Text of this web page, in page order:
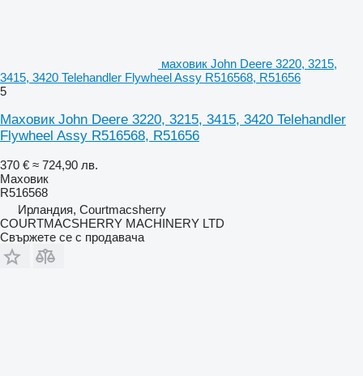
маховик John Deere 3220, 3215,
3415, 3420 Telehandler Flywheel Assy R516568, R51656
5
Маховик John Deere 3220, 3215, 3415, 3420 Telehandler
Flywheel Assy R516568, R51656
370 € ≈ 724,90 лв.
Маховик
R516568
Ирландия, Courtmacsherry
COURTMACSHERRY MACHINERY LTD
Свържете се с продавача